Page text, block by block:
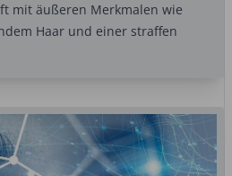
mit äußeren Merkmalen wie
Haar und einer straffen